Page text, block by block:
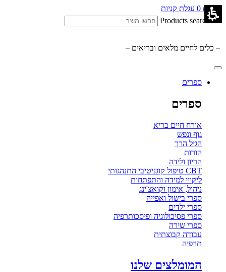
₪ 0.00
0 עגלת קניות
Products search
– כלים לחיים מלאים ובריאים –
ספרים
ספרים
אורח חיים בריא
גוף ונפש
הגיל הרך
הורות
הריון ולידה
CBT טיפול קוגניטיבי התנהגותי
ליקויי למידה והתפתחות
ניהול, אימון וקואצ'ינג
ספרי בישול ואפייה
ספרי ילדים
ספרי פסיכולוגיה ופיסכותרפיה
ספרי שירה
עבודה קבוצתית
תרפיה
המומלצים שלנו